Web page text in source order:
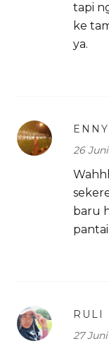
tapi
ke
ya.
26
baru
RULI
27